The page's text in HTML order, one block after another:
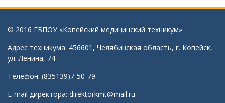
© 2016 ГБПОУ «Копейский медицинский техникум»
Адрес техникума: 456601, Челябинская область, г. Копейск,
ул. Ленина, 74
Телефон: (835139)7-50-79
E-mail директора: direktorkmt@mail.ru